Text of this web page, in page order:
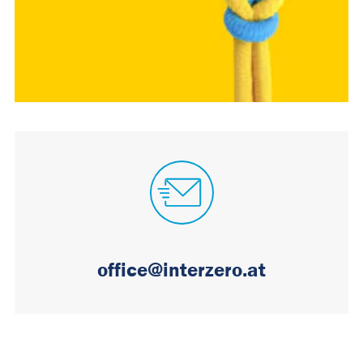
office@interzero.at